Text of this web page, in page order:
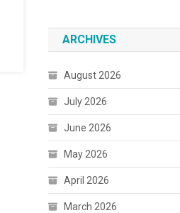
ARCHIVES
August 2026
July 2026
June 2026
May 2026
April 2026
March 2026